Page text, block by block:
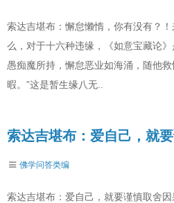
索达吉堪布：懈怠懒惰，你有没有？
么，对于十六种违缘，《如意宝藏论
愚痴魔所持，懈怠恶业如海涌，随他
暇。”这是暂生缘八无..
索达吉堪布：爱自己，就
佛学问答类编
索达吉堪布：爱自己，就要谨慎取舍